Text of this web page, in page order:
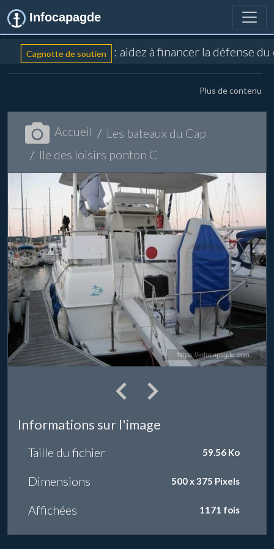
Infocapagde
Cagnotte de soutien : aidez à financer la défense
Plus de contenu
Accueil
Les bateaux du Cap
Ile des loisirs ponton C
Informations sur l'image
Taille du fichier 59.56 Ko
Dimensions 500 x 375 Pixels
Affichées 1171 fois